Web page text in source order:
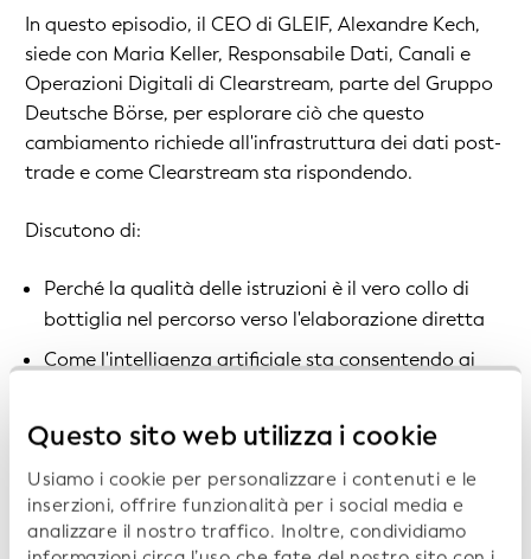
Questo sito web utilizza i cookie
Usiamo i cookie per personalizzare i contenuti e le
inserzioni, offrire funzionalità per i social media e
analizzare il nostro traffico. Inoltre, condividiamo
In questo episodio, il CEO di GLEIF, Alexandre Kech,
siede con Maria Keller, Responsabile Dati, Canali e
Operazioni Digitali di Clearstream, parte del Gruppo
Deutsche Börse, per esplorare ciò che questo
cambiamento richiede all'infrastruttura dei dati post-
trade e come Clearstream sta rispondendo.
Discutono di:
Perché la qualità delle istruzioni è il vero collo di
bottiglia nel percorso verso l'elaborazione diretta
Come l'intelligenza artificiale sta consentendo ai
in linguaggio naturale
(LEI) nel ridurre gli attriti nel regolamento
transfrontaliero